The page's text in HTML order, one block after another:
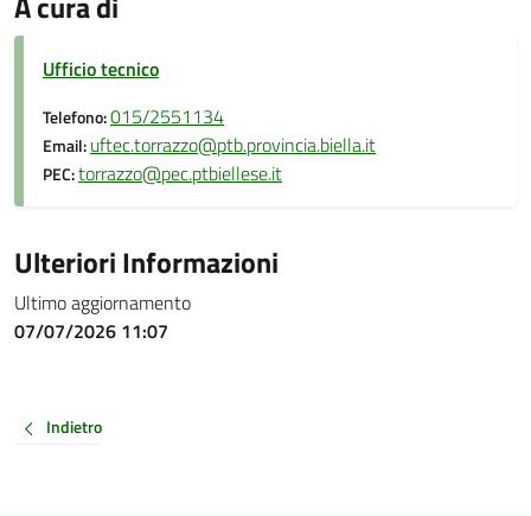
Ufficio tecnico
Telefono:015/2551134
Email:uftec.torrazzo@ptb.provincia.biella.it
PEC:torrazzo@pec.ptbiellese.it
Ulteriori Informazioni
Ultimo aggiornamento
07/07/2026 11:07
Indietro